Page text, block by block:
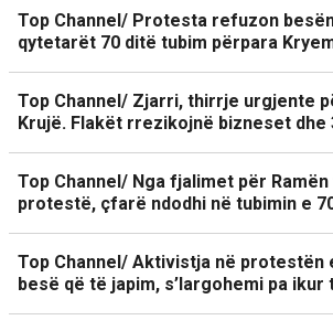
Top Channel/ Protesta refuzon
qytetarët 70 ditë tubim përpara
Top Channel/ Zjarri, thirrje urgjente
Krujë. Flakët rrezikojnë bizneset dhe
Top Channel/ Nga fjalimet për
protestë, çfarë ndodhi në tubimin e
Top Channel/ Aktivistja në protestën
besë që të japim, s’largohemi pa ikur